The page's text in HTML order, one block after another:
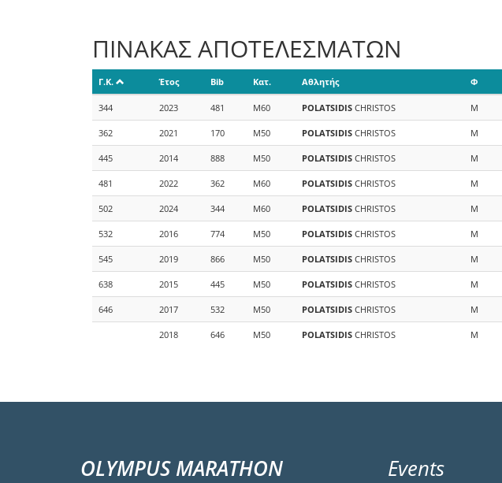
ΠΙΝΑΚΑΣ ΑΠΟΤΕΛΕΣΜΑΤΩΝ
Γ.Κ. Έτος Bib Κατ. Αθλητής Φ
344 2023 481 M60 POLATSIDIS CHRISTOS M
362 2021 170 M50 POLATSIDIS CHRISTOS M
445 2014 888 M50 POLATSIDIS CHRISTOS M
481 2022 362 M60 POLATSIDIS CHRISTOS M
502 2024 344 M60 POLATSIDIS CHRISTOS M
532 2016 774 M50 POLATSIDIS CHRISTOS M
545 2019 866 M50 POLATSIDIS CHRISTOS M
638 2015 445 M50 POLATSIDIS CHRISTOS M
646 2017 532 M50 POLATSIDIS CHRISTOS M
2018 646 M50 POLATSIDIS CHRISTOS M
OLYMPUS MARATHON Events